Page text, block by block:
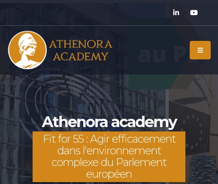
Athenora academy
Fit for 55 : Agir efficacement
dans l'environnement
complexe du Parlement
européen